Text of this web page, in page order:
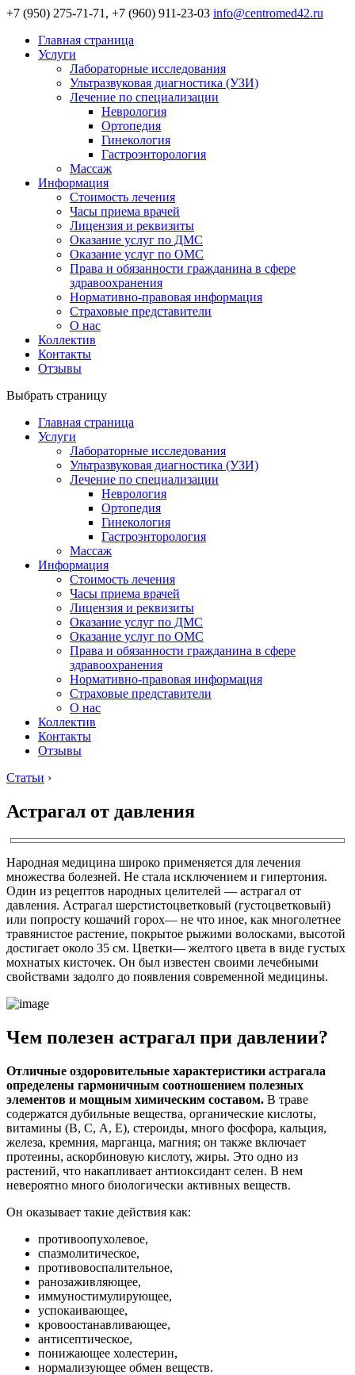
+7 (950) 275-71-71, +7 (960) 911-23-03 info@centromed42.ru
Главная страница
Услуги
Лабораторные исследования
Ультразвуковая диагностика (УЗИ)
Лечение по специализации
Неврология
Ортопедия
Гинекология
Гастроэнторология
Массаж
Информация
Стоимость лечения
Часы приема врачей
Лицензия и реквизиты
Оказание услуг по ДМС
Оказание услуг по ОМС
Права и обязанности гражданина в сфере
здравоохранения
Нормативно-правовая информация
Страховые представители
О нас
Коллектив
Контакты
Отзывы
Выбрать страницу
Главная страница
Услуги
Лабораторные исследования
Ультразвуковая диагностика (УЗИ)
Лечение по специализации
Неврология
Ортопедия
Гинекология
Гастроэнторология
Массаж
Информация
Стоимость лечения
Часы приема врачей
Лицензия и реквизиты
Оказание услуг по ДМС
Оказание услуг по ОМС
Права и обязанности гражданина в сфере
здравоохранения
Нормативно-правовая информация
Страховые представители
О нас
Коллектив
Контакты
Отзывы
Статьи ›
Астрагал от давления
Народная медицина широко применяется для лечения
множества болезней. Не стала исключением и гипертония.
Один из рецептов народных целителей — астрагал от
давления. Астрагал шерстистоцветковый (густоцветковый)
или попросту кошачий горох— не что иное, как многолетнее
травянистое растение, покрытое рыжими волосками, высотой
достигает около 35 см. Цветки— желтого цвета в виде густых
мохнатых кисточек. Он был известен своими лечебными
свойствами задолго до появления современной медицины.
Чем полезен астрагал при давлении?
Отличные оздоровительные характеристики астрагала
определены гармоничным соотношением полезных
элементов и мощным химическим составом. В траве
содержатся дубильные вещества, органические кислоты,
витамины (В, С, А, Е), стероиды, много фосфора, кальция,
железа, кремния, марганца, магния; он также включает
протеины, аскорбиновую кислоту, жиры. Это одно из
растений, что накапливает антиоксидант селен. В нем
невероятно много биологически активных веществ.
Он оказывает такие действия как:
противоопухолевое,
спазмолитическое,
противовоспалительное,
ранозаживляющее,
иммуностимулирующее,
успокаивающее,
кровоостанавливающее,
антисептическое,
понижающее холестерин,
нормализующее обмен веществ.